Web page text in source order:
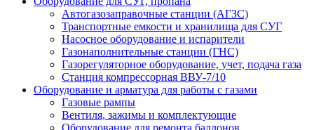
Автогазозаправочные станции (АГЗС)
Транспортные емкости и хранилища для СУГ
Насосное оборудование и испарители
Газонаполнительные станции (ГНС)
Газорегуляторное оборудование, учет, подача газа
Станция компрессорная ВВУ-7/10
Оборудование и арматура для работы с газами
Газовые рампы
Вентиля, зажимы и комплектующие
Оборудование для ремонта баллонов